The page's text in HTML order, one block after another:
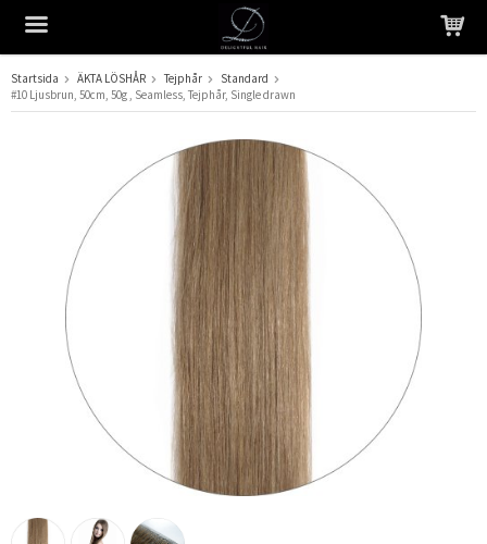
Produkten har blivit tillagd i varukorgen
Startsida ÄKTA LÖSHÅR Tejphår
Standard
#10 Ljusbrun, 50cm, 50g , Seamless, Tejphår, Single drawn